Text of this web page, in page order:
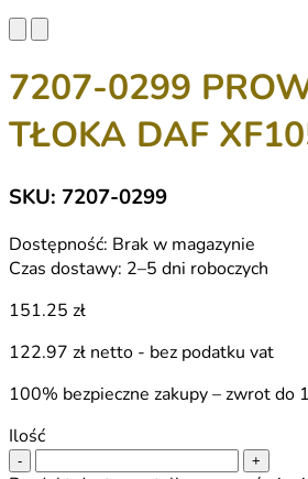
7207-0299
TŁOKA DAF
SKU: 7207-0299
Dostępność: Brak w magazynie
Czas dostawy: 2–5 dni roboczych
151.25 zł
122.97 zł netto - bez podatku vat
100% bezpieczne zakupy – zwrot do
Ilość
- +